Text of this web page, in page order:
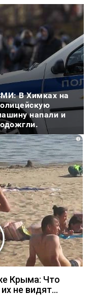
В Химках на
напали и
i
Крыма: Что
не видят...